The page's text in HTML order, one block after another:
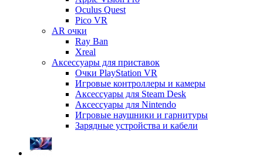
Oculus Quest
Pico VR
AR очки
Ray Ban
Xreal
Аксессуары для приставок
Очки PlayStation VR
Игровые контроллеры и камеры
Аксессуары для Steam Desk
Аксессуары для Nintendo
Игровые наушники и гарнитуры
Зарядные устройства и кабели